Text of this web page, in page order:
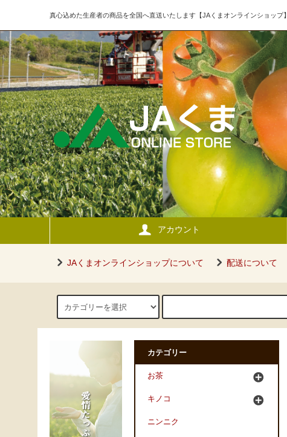
真心込めた生産者の商品を全国へ直送いたします【JAくまオンラインショップ】
アカウント
JAくまオンラインショップについて 配送について
カテゴリー
お茶
キノコ
ニンニク